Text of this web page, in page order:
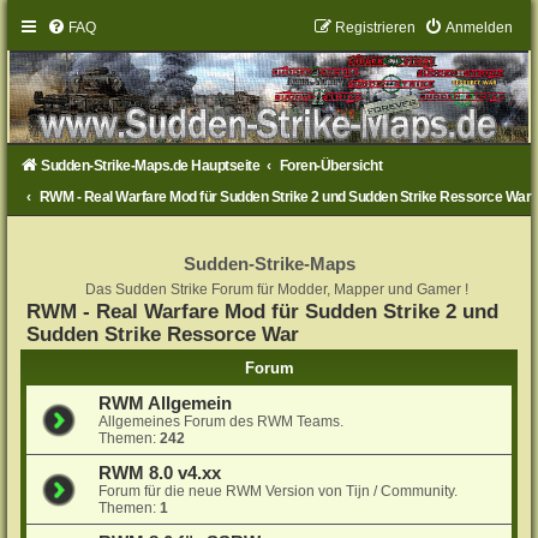
FAQ Anmelden
Registrieren
Sudden-Strike-Maps.de Hauptseite
Foren-Übersicht
RWM - Real Warfare Mod für Sudden Strike 2 und Sudden Strike Ressorce War
Sudden-Strike-Maps
Das Sudden Strike Forum für Modder, Mapper und Gamer !
RWM - Real Warfare Mod für Sudden Strike 2 und
Sudden Strike Ressorce War
Forum
RWM Allgemein
Allgemeines Forum des RWM Teams.
Themen:242
RWM 8.0 v4.xx
Forum für die neue RWM Version von Tijn / Community.
Themen:1